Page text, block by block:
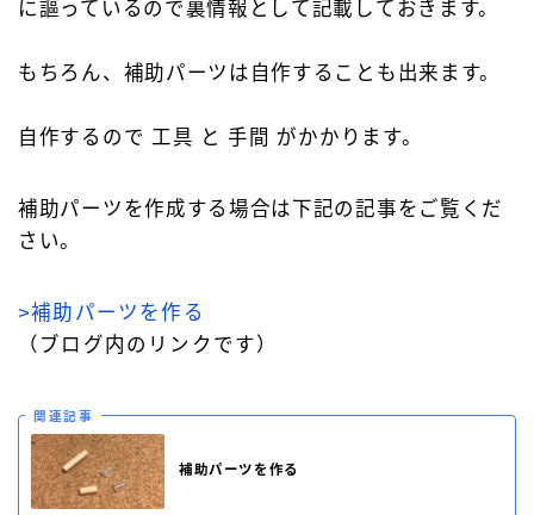
に謳っているので裏情報として記載しておきます。
もちろん、補助パーツは自作することも出来ます。
自作するので 工具 と 手間 がかかります。
補助パーツを作成する場合は下記の記事をご覧くだ
さい。
>補助パーツを作る
（ブログ内のリンクです）
関連記事
補助パーツを作る